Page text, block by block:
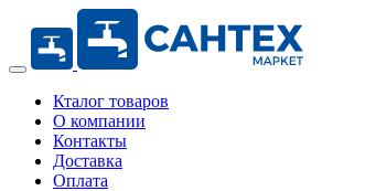
Кталог товаров
О компании
Контакты
Доставка
Оплата